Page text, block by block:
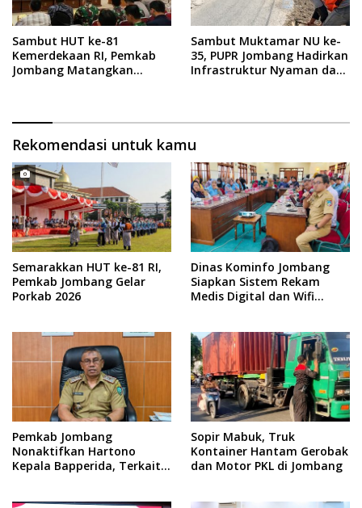
Sambut HUT ke-81
Kemerdekaan RI, Pemkab
Jombang Matangkan
Sambut Muktamar NU ke-
35, PUPR Jombang Hadirkan
Infrastruktur Nyaman dan
Rekomendasi untuk kamu
Semarakkan HUT ke-81 RI,
Pemkab Jombang Gelar
Porkab 2026
Dinas Kominfo Jombang
Siapkan Sistem Rekam
Medis Digital dan Wifi
Pemkab Jombang
Nonaktifkan Hartono
Kepala Bapperida, Terkait
Sopir Mabuk, Truk
Kontainer Hantam Gerobak
dan Motor PKL di Jombang